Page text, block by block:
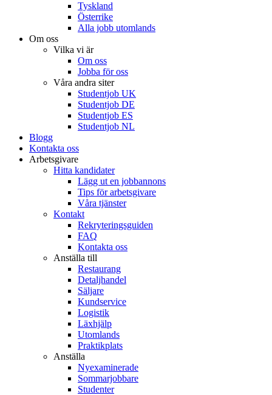
Tyskland
Österrike
Alla jobb utomlands
Om oss
Vilka vi är
Om oss
Jobba för oss
Våra andra siter
Studentjob UK
Studentjob DE
Studentjob ES
Studentjob NL
Blogg
Kontakta oss
Arbetsgivare
Hitta kandidater
Lägg ut en jobbannons
Tips för arbetsgivare
Våra tjänster
Kontakt
Rekryteringsguiden
FAQ
Kontakta oss
Anställa till
Restaurang
Detaljhandel
Säljare
Kundservice
Logistik
Läxhjälp
Utomlands
Praktikplats
Anställa
Nyexaminerade
Sommarjobbare
Studenter